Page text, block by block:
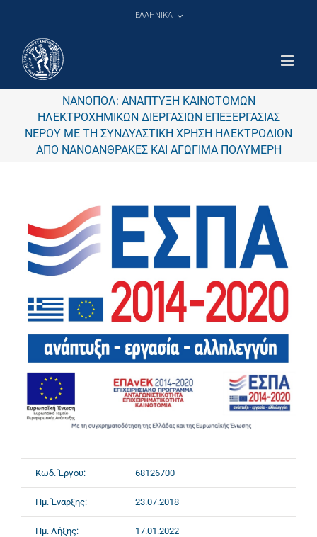
ΕΛΛΗΝΙΚΑ
ΝΑΝΟΠΟΛ: ΑΝΑΠΤΥΞΗ ΚΑΙΝΟΤΟΜΩΝ
ΗΛΕΚΤΡΟΧΗΜΙΚΩΝ ΔΙΕΡΓΑΣΙΩΝ ΕΠΕΞΕΡΓΑΣΙΑΣ
ΝΕΡΟΥ ΜΕ ΤΗ ΣΥΝΔΥΑΣΤΙΚΗ ΧΡΗΣΗ ΗΛΕΚΤΡΟΔΙΩΝ
ΑΠΟ ΝΑΝΟΑΝΘΡΑΚΕΣ ΚΑΙ ΑΓΩΓΙΜΑ ΠΟΛΥΜΕΡΗ
Κωδ. Έργου: 68126700
Ημ. Έναρξης: 23.07.2018
Ημ. Λήξης: 17.01.2022